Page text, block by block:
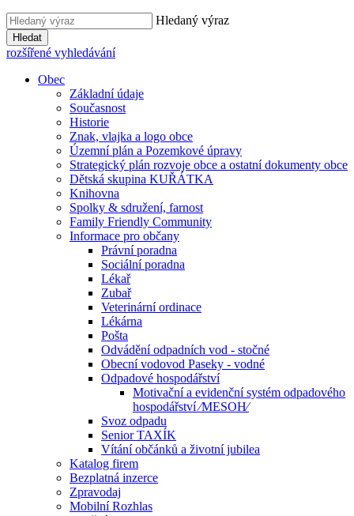
Hledaný výraz
Hledat
rozšířené vyhledávání
Obec
Základní údaje
Současnost
Historie
Znak, vlajka a logo obce
Územní plán a Pozemkové úpravy
Strategický plán rozvoje obce a ostatní dokumenty obce
Dětská skupina KUŘÁTKA
Knihovna
Spolky & sdružení, farnost
Family Friendly Community
Informace pro občany
Právní poradna
Sociální poradna
Lékař
Zubař
Veterinární ordinace
Lékárna
Pošta
Odvádění odpadních vod - stočné
Obecní vodovod Paseky - vodné
Odpadové hospodářství
Motivační a evidenční systém odpadového
hospodářství ⁄MESOH⁄
Svoz odpadu
Senior TAXÍK
Vítání občánků a životní jubilea
Katalog firem
Bezplatná inzerce
Zpravodaj
Mobilní Rozhlas